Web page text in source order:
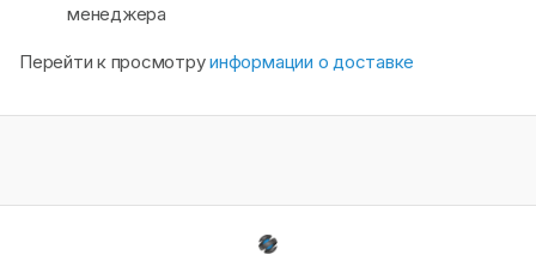
менеджера
Перейти к просмотруинформации о доставке